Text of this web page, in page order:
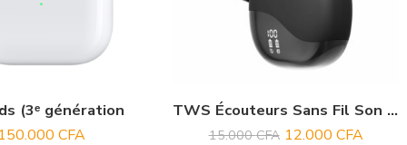
(3ᵉ génération
CFA
TWS Écouteurs Sans Fil Son Stéréo HD Technologie d’Appairage Rapide
15.000CFA 12.000 CFA